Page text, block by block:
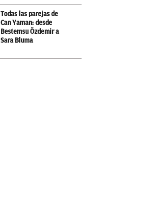
Todas las parejas de
Can Yaman: desde
Bestemsu Özdemir a
Sara Bluma